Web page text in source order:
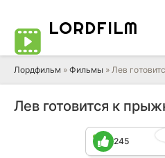
LORDFILM
Лордфильм » Фильмы » Лев
Лев готовится к
245